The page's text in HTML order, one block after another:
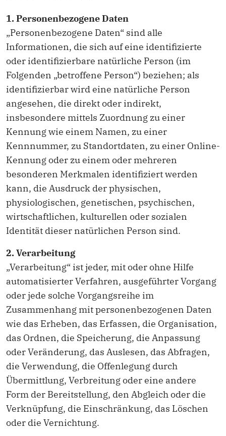
1. Personenbezogene Daten
„Personenbezogene Daten“ sind alle
Informationen, die sich auf eine identifizierte
oder identifizierbare natürliche Person (im
Folgenden „betroffene Person“) beziehen; als
identifizierbar wird eine natürliche Person
angesehen, die direkt oder indirekt,
insbesondere mittels Zuordnung zu einer
Kennung wie einem Namen, zu einer
Kennnummer, zu Standortdaten, zu einer Online-
Kennung oder zu einem oder mehreren
besonderen Merkmalen identifiziert werden
kann, die Ausdruck der physischen,
physiologischen, genetischen, psychischen,
wirtschaftlichen, kulturellen oder sozialen
Identität dieser natürlichen Person sind.
2. Verarbeitung
„Verarbeitung“ ist jeder, mit oder ohne Hilfe
automatisierter Verfahren, ausgeführter Vorgang
oder jede solche Vorgangsreihe im
Zusammenhang mit personenbezogenen Daten
wie das Erheben, das Erfassen, die Organisation,
das Ordnen, die Speicherung, die Anpassung
oder Veränderung, das Auslesen, das Abfragen,
die Verwendung, die Offenlegung durch
Übermittlung, Verbreitung oder eine andere
Form der Bereitstellung, den Abgleich oder die
Verknüpfung, die Einschränkung, das Löschen
oder die Vernichtung.